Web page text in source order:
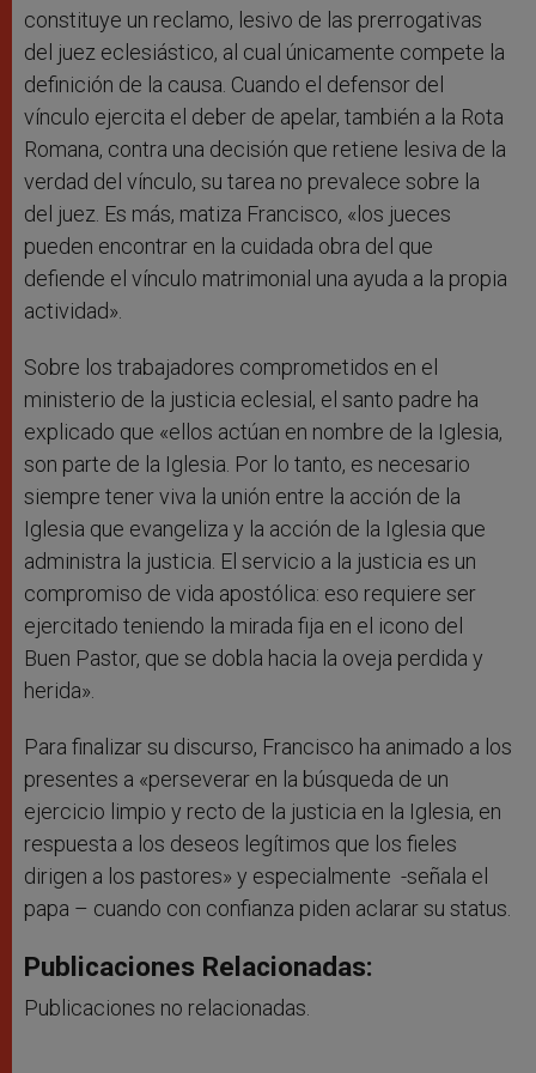
constituye un reclamo, lesivo de las prerrogativas
del juez eclesiástico, al cual únicamente compete la
definición de la causa. Cuando el defensor del
vínculo ejercita el deber de apelar, también a la Rota
Romana, contra una decisión que retiene lesiva de la
verdad del vínculo, su tarea no prevalece sobre la
del juez. Es más, matiza Francisco, «los jueces
pueden encontrar en la cuidada obra del que
defiende el vínculo matrimonial una ayuda a la propia
actividad».
Sobre los trabajadores comprometidos en el
ministerio de la justicia eclesial, el santo padre ha
explicado que «ellos actúan en nombre de la Iglesia,
son parte de la Iglesia. Por lo tanto, es necesario
siempre tener viva la unión entre la acción de la
Iglesia que evangeliza y la acción de la Iglesia que
administra la justicia. El servicio a la justicia es un
compromiso de vida apostólica: eso requiere ser
ejercitado teniendo la mirada fija en el icono del
Buen Pastor, que se dobla hacia la oveja perdida y
herida».
Para finalizar su discurso, Francisco ha animado a los
presentes a «perseverar en la búsqueda de un
ejercicio limpio y recto de la justicia en la Iglesia, en
respuesta a los deseos legítimos que los fieles
dirigen a los pastores» y especialmente -señala el
papa – cuando con confianza piden aclarar su status.
Publicaciones Relacionadas:
Publicaciones no relacionadas.